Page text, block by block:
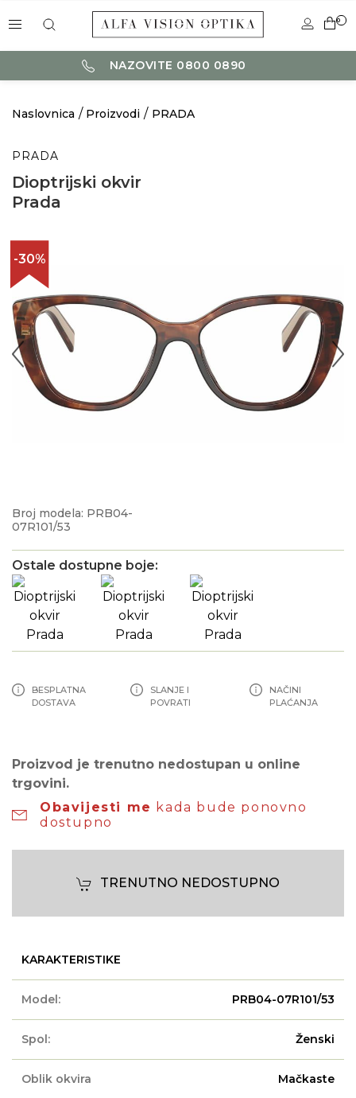
0
NAZOVITE 0800 0890
Naslovnica Proizvodi PRADA
PRADA
Dioptrijski okvir
Prada
-30%
Broj modela: PRB04-
07R101/53
Ostale dostupne boje:
BESPLATNA
DOSTAVA
SLANJE I
POVRATI
NAČINI
PLAĆANJA
Proizvod je trenutno nedostupan u online
trgovini.
Obavijesti me kada bude ponovno
dostupno
TRENUTNO NEDOSTUPNO
KARAKTERISTIKE
Model: PRB04-07R101/53
Spol: Ženski
Oblik okvira Mačkaste